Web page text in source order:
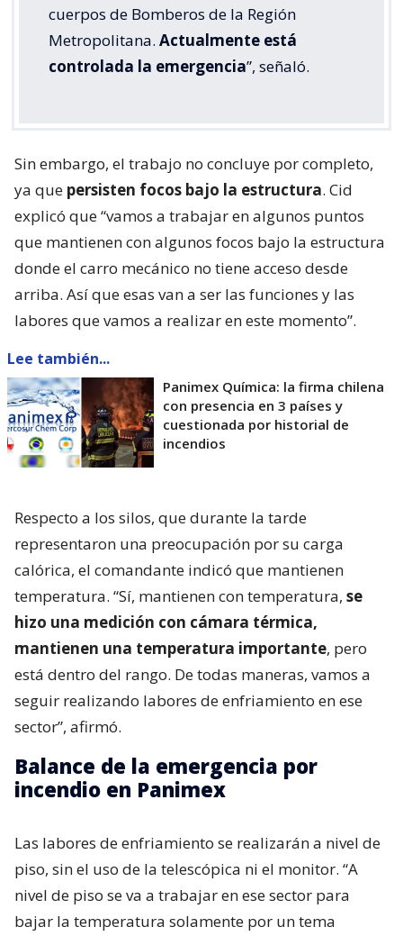
cuerpos de Bomberos de la Región
Metropolitana. Actualmente está
controlada la emergencia”, señaló.
Sin embargo, el trabajo no concluye por completo,
ya que persisten focos bajo la estructura. Cid
explicó que “vamos a trabajar en algunos puntos
que mantienen con algunos focos bajo la estructura
donde el carro mecánico no tiene acceso desde
arriba. Así que esas van a ser las funciones y las
labores que vamos a realizar en este momento”.
Lee también...
Panimex Química: la firma chilena
con presencia en 3 países y
cuestionada por historial de
incendios
Respecto a los silos, que durante la tarde
representaron una preocupación por su carga
calórica, el comandante indicó que mantienen
temperatura. “Sí, mantienen con temperatura, se
hizo una medición con cámara térmica,
mantienen una temperatura importante, pero
está dentro del rango. De todas maneras, vamos a
seguir realizando labores de enfriamiento en ese
sector”, afirmó.
Balance de la emergencia por
incendio en Panimex
Las labores de enfriamiento se realizarán a nivel de
piso, sin el uso de la telescópica ni el monitor. “A
nivel de piso se va a trabajar en ese sector para
bajar la temperatura solamente por un tema